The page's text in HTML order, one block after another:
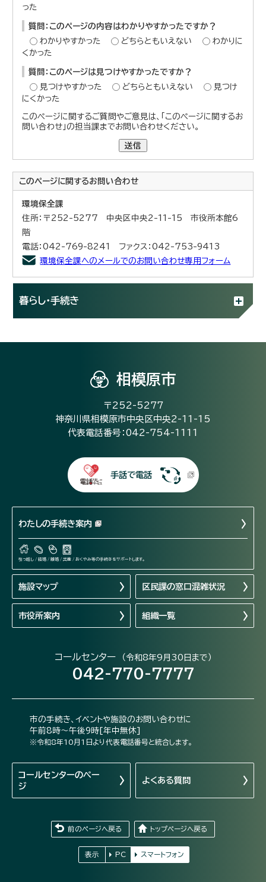
った
質問：このページの内容はわかりやすかったですか？
わかりやすかった
どちらともいえない
わかりに
くかった
質問：このページは見つけやすかったですか？
見つけやすかった
どちらともいえない
見つけ
にくかった
このページに関するご質問やご意見は、「このページに関するお
問い合わせ」の担当課までお問い合わせください。
送信
このページに関するお問い合わせ
環境保全課
住所：〒252-5277 中央区中央2-11-15 市役所本館6
階
電話：042-769-8241 ファクス：042-753-9413
環境保全課へのメールでのお問い合わせ専用フォーム
暮らし・手続き
相模原市
〒252-5277
神奈川県相模原市中央区中央2-11-15
代表電話番号：042-754-1111
手話で電話
わたしの手続き案内
引っ越し / 結婚 / 離婚 / 出産 / おくやみ等の手続きをサポートします。
施設マップ 区民課の窓口混雑状況
市役所案内 組織一覧
コールセンター （令和8年9月30日まで）
042-770-7777
市の手続き、イベントや施設のお問い合わせに
午前8時～午後9時[年中無休]
※令和8年10月1日より代表電話番号と統合します。
コールセンターのペー
ジ
よくある質問
前のページへ戻る トップページへ戻る
表示 PC スマートフォン